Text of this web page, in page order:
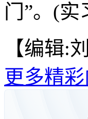
门”。(
【编辑:
更多精